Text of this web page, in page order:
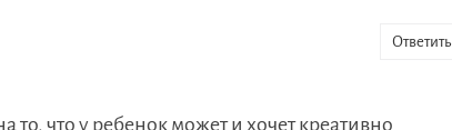
то, что у ребенок может и хочет креативно
Ответить